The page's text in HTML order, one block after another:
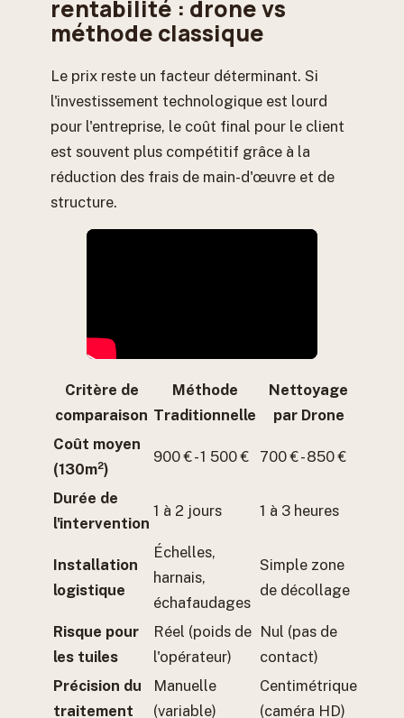
rentabilité : drone vs
méthode classique
Le prix reste un facteur déterminant. Si
l'investissement technologique est lourd
pour l'entreprise, le coût final pour le client
est souvent plus compétitif grâce à la
réduction des frais de main-d'œuvre et de
structure.
Critère de
comparaison
Méthode
Traditionnelle
Nettoyage
par Drone
Coût moyen
(130m²)
900 € - 1 500 € 700 € - 850 €
Durée de
l'intervention
1 à 2 jours 1 à 3 heures
Installation
logistique
Échelles,
harnais,
échafaudages
Simple zone
de décollage
Risque pour
les tuiles
Réel (poids de
l'opérateur)
Nul (pas de
contact)
Précision du
traitement
Manuelle
(variable)
Centimétrique
(caméra HD)